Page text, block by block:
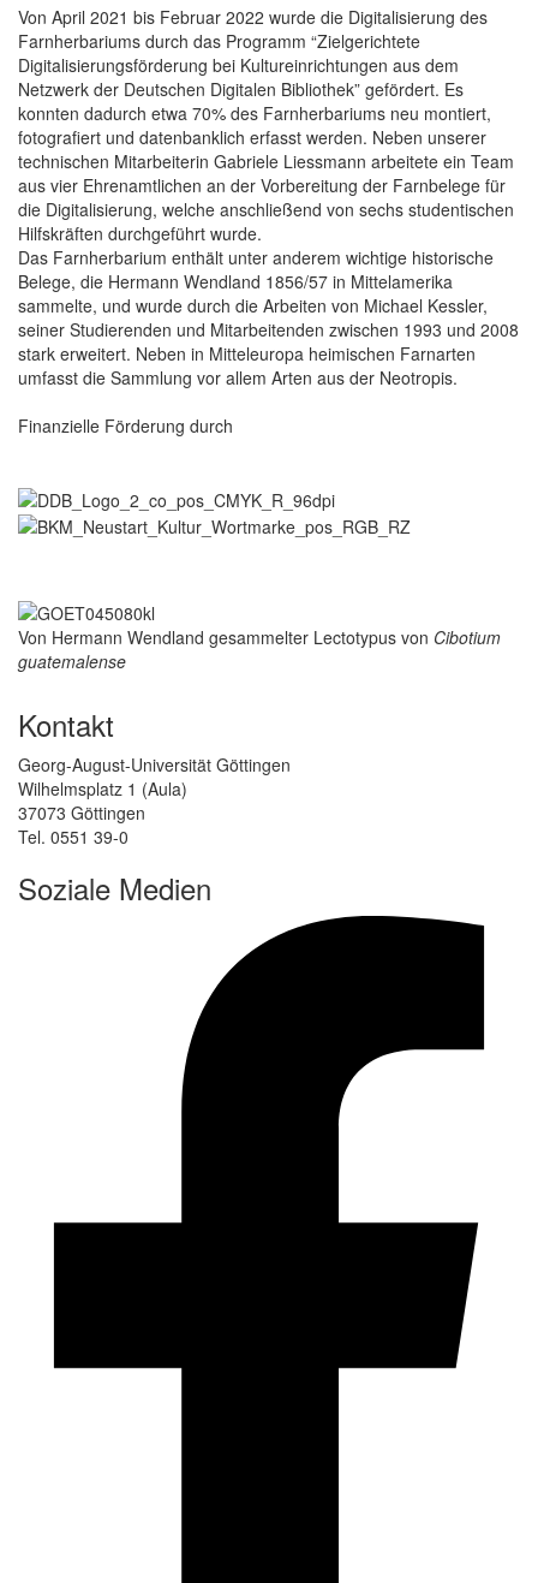
Von April 2021 bis Februar 2022 wurde die Digitalisierung des
Farnherbariums durch das Programm “Zielgerichtete
Digitalisierungsförderung bei Kultureinrichtungen aus dem
Netzwerk der Deutschen Digitalen Bibliothek” gefördert. Es
konnten dadurch etwa 70% des Farnherbariums neu montiert,
fotografiert und datenbanklich erfasst werden. Neben unserer
technischen Mitarbeiterin Gabriele Liessmann arbeitete ein Team
aus vier Ehrenamtlichen an der Vorbereitung der Farnbelege für
die Digitalisierung, welche anschließend von sechs studentischen
Hilfskräften durchgeführt wurde.
Das Farnherbarium enthält unter anderem wichtige historische
Belege, die Hermann Wendland 1856/57 in Mittelamerika
sammelte, und wurde durch die Arbeiten von Michael Kessler,
seiner Studierenden und Mitarbeitenden zwischen 1993 und 2008
stark erweitert. Neben in Mitteleuropa heimischen Farnarten
umfasst die Sammlung vor allem Arten aus der Neotropis.
Finanzielle Förderung durch
Von Hermann Wendland gesammelter Lectotypus von Cibotium
guatemalense
Kontakt
Georg-August-Universität Göttingen
Wilhelmsplatz 1 (Aula)
37073 Göttingen
Tel. 0551 39-0
Soziale Medien